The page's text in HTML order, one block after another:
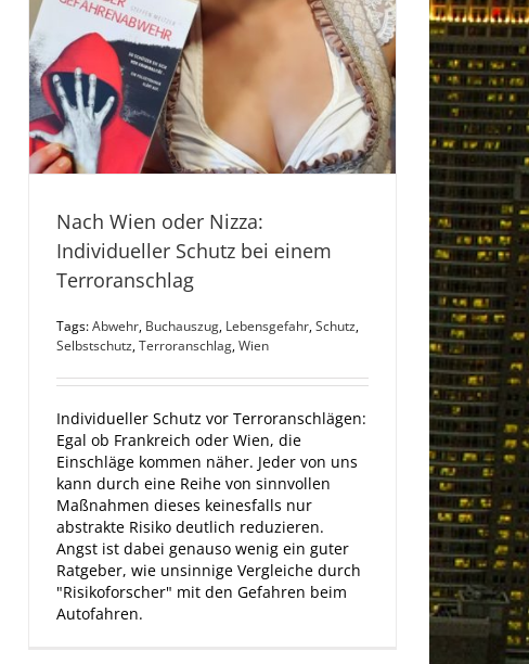
Nach Wien oder Nizza:
Individueller Schutz bei einem
Terroranschlag
Tags:Abwehr, Buchauszug, Lebensgefahr,Schutz,
Selbstschutz,Terroranschlag,Wien
Individueller Schutz vor Terroranschlägen:
Egal ob Frankreich oder Wien, die
Einschläge kommen näher. Jeder von uns
kann durch eine Reihe von sinnvollen
Maßnahmen dieses keinesfalls nur
abstrakte Risiko deutlich reduzieren.
Angst ist dabei genauso wenig ein guter
Ratgeber, wie unsinnige Vergleiche durch
"Risikoforscher" mit den Gefahren beim
Autofahren.